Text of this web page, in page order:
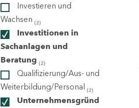
Investieren und
Wachsen (2)
Investitionen in
Sachanlagen und
Beratung (2)
Qualifizierung/Aus- und
Weiterbildung/Personal (2)
Unternehmensgründ